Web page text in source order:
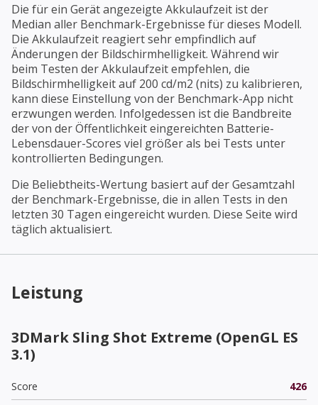
Die für ein Gerät angezeigte Akkulaufzeit ist der
Median aller Benchmark-Ergebnisse für dieses Modell.
Die Akkulaufzeit reagiert sehr empfindlich auf
Änderungen der Bildschirmhelligkeit. Während wir
beim Testen der Akkulaufzeit empfehlen, die
Bildschirmhelligkeit auf 200 cd/m2 (nits) zu kalibrieren,
kann diese Einstellung von der Benchmark-App nicht
erzwungen werden. Infolgedessen ist die Bandbreite
der von der Öffentlichkeit eingereichten Batterie-
Lebensdauer-Scores viel größer als bei Tests unter
kontrollierten Bedingungen.
Die Beliebtheits-Wertung basiert auf der Gesamtzahl
der Benchmark-Ergebnisse, die in allen Tests in den
letzten 30 Tagen eingereicht wurden. Diese Seite wird
täglich aktualisiert.
Leistung
3DMark Sling Shot Extreme (OpenGL ES
3.1)
Score
426